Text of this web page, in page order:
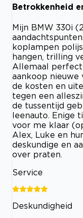
Betrokkenheid
Mijn BMW 330i
koplampen
hangen, trilling
Allemaal perfect
aankoop nieuwe
de kosten en
tegen een
de tussentijd
leenauto. Enige
voor me klaar
Alex, Luke en
deskundige en
over praten.
Service
Deskundigheid